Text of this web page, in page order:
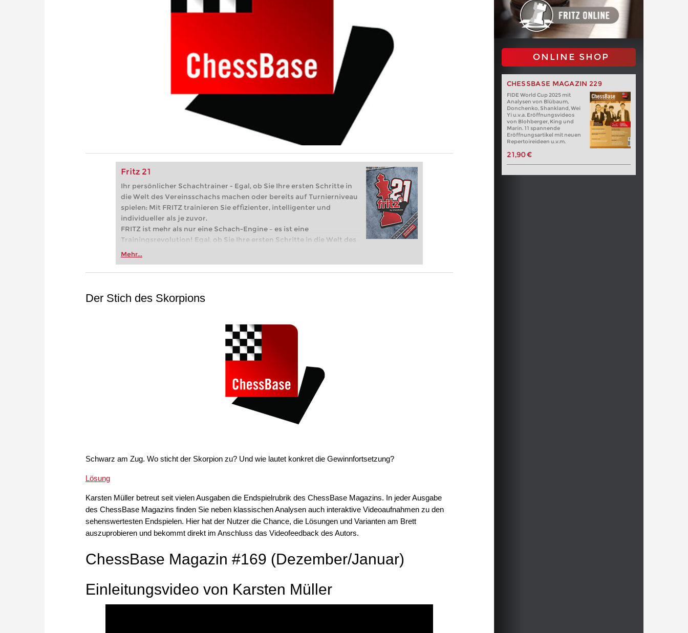
Fritz 21
Ihr persönlicher Schachtrainer - Egal, ob Sie Ihre ersten Schritte in
die Welt des Vereinsschachs machen oder bereits auf Turnierniveau
spielen: Mit FRITZ trainieren Sie effizienter, intelligenter und
individueller als je zuvor.
FRITZ ist mehr als nur eine Schach-Engine – es ist eine
Trainingsrevolution! Egal, ob Sie Ihre ersten Schritte in die Welt des
Vereinsschachs machen oder bereits auf Turnierniveau spielen: Mit
zuvor.
Mehr...
ONLINE SHOP
CHESSBASE MAGAZIN 229
FIDE World Cup 2025 mit
Analysen von Blübaum,
Donchenko, Shankland, Wei
Yi u.v.a. Eröffnungsvideos
von Blohberger, King und
Marin. 11 spannende
Eröffnungsartikel mit neuen
Repertoireideen u.v.m.
21,90 €
Der Stich des Skorpions
Schwarz am Zug. Wo sticht der Skorpion zu? Und wie lautet konkret die Gewinnfortsetzung?
Lösung
Karsten Müller betreut seit vielen Ausgaben die Endspielrubrik des ChessBase Magazins. In jeder Ausgabe
des ChessBase Magazins finden Sie neben klassischen Analysen auch interaktive Videoaufnahmen zu den
sehenswertesten Endspielen. Hier hat der Nutzer die Chance, die Lösungen und Varianten am Brett
auszuprobieren und bekommt direkt im Anschluss das Videofeedback des Autors.
ChessBase Magazin #169 (Dezember/Januar)
Einleitungsvideo von Karsten Müller